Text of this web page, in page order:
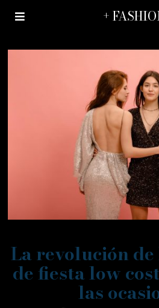
+
La revolución
de fiesta low
las